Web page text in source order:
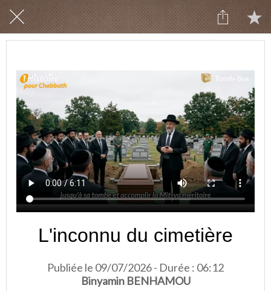
L'inconnu du cimetière
Publiée le 09/07/2026 - Durée : 06:12
Binyamin BENHAMOU